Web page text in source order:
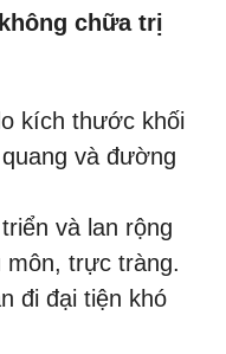
chữa trị
kích thước khối
và đường
và lan rộng
môn, trực tràng.
đi đại tiện khó